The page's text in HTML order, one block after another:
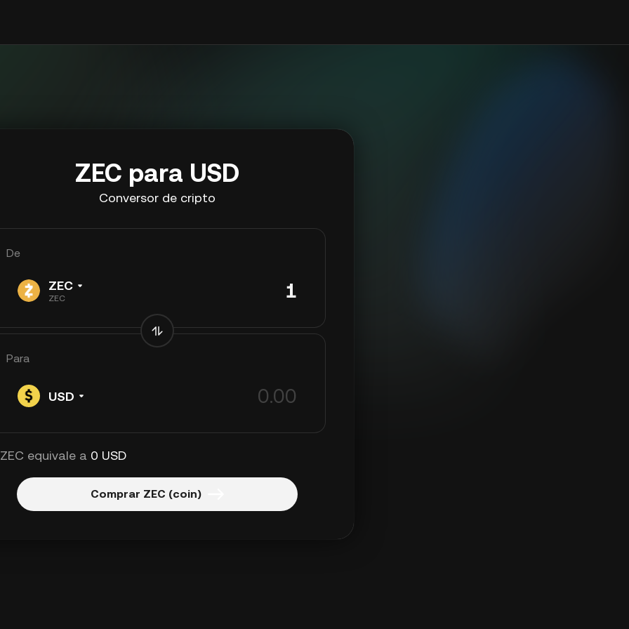
ZEC para USD
Conversor de cripto
De
ZEC
ZEC
Para
USD
equivale a 0 USD
Comprar ZEC (coin)